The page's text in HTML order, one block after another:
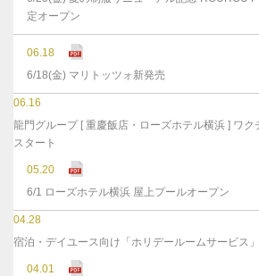
定オープン
06.18
6/18(金) マリトッツォ新発売
06.16
龍門グループ [ 重慶飯店・ローズホテル横浜 ] ワ
スタート
05.20
6/1 ローズホテル横浜 屋上プールオープン
04.28
宿泊・デイユース向け「ホリデールームサービス」
04.01